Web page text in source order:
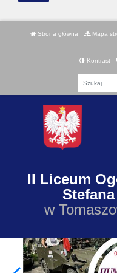
Strona główna Mapa
Kontrast
II Liceum
w